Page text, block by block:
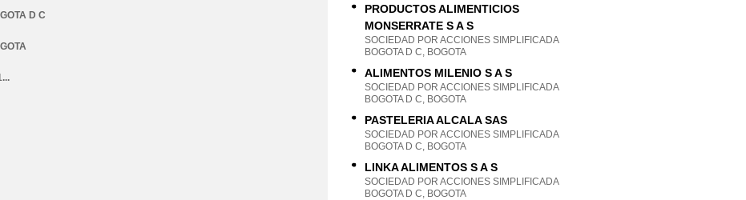
D C
PRODUCTOS ALIMENTICIOS
MONSERRATE S A S
SOCIEDAD POR ACCIONES SIMPLIFICADA
BOGOTA D C, BOGOTA
ALIMENTOS MILENIO S A S
SOCIEDAD POR ACCIONES SIMPLIFICADA
BOGOTA D C, BOGOTA
PASTELERIA ALCALA SAS
SOCIEDAD POR ACCIONES SIMPLIFICADA
BOGOTA D C, BOGOTA
LINKA ALIMENTOS S A S
SOCIEDAD POR ACCIONES SIMPLIFICADA
BOGOTA D C, BOGOTA